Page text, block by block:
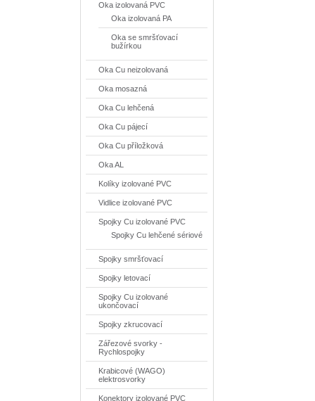
Oka izolovaná PVC
Oka izolovaná PA
Oka se smršťovací
bužírkou
Oka Cu neizolovaná
Oka mosazná
Oka Cu lehčená
Oka Cu pájecí
Oka Cu příložková
Oka AL
Kolíky izolované PVC
Vidlice izolované PVC
Spojky Cu izolované PVC
Spojky Cu lehčené sériové
Spojky smršťovací
Spojky letovací
Spojky Cu izolované
ukončovací
Spojky zkrucovací
Zářezové svorky -
Rychlospojky
Krabicové (WAGO)
elektrosvorky
Konektory izolované PVC